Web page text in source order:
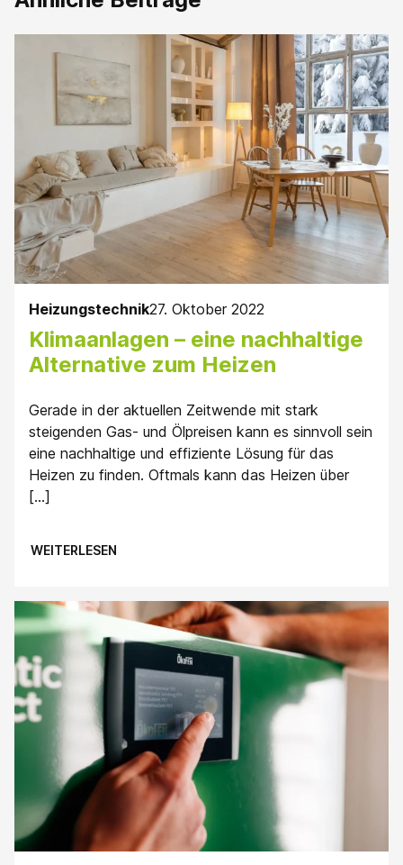
Heizungstechnik27. Oktober 2022
Klimaanlagen – eine nachhaltige
Alternative zum Heizen
Gerade in der aktuellen Zeitwende mit stark
steigenden Gas- und Ölpreisen kann es sinnvoll sein
eine nachhaltige und effiziente Lösung für das
Heizen zu finden. Oftmals kann das Heizen über
[…]
WEITERLESEN